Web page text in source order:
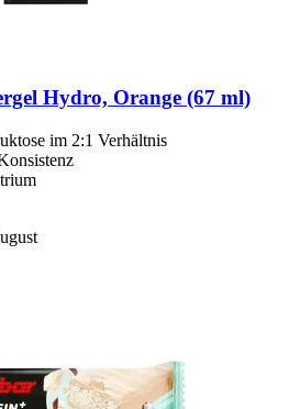
Hydro, Orange (67 ml)
im 2:1 Verhältnis